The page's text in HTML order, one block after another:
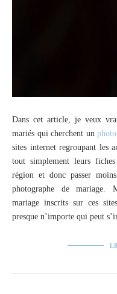
Dans cet article, je veux
mariés qui cherchent un
sites internet regroupant les
tout simplement leurs
région et donc passer
photographe de mariage.
mariage inscrits sur ces
presque n’importe qui peut